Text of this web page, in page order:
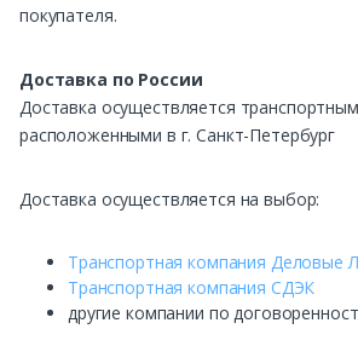
покупателя.
Доставка по России
Доставка осуществляется
расположенными в г. Санкт-Петербург
Доставка осуществляется на выбор:
Транспортная компания Деловые
Транспортная компания СДЭК
другие компании по